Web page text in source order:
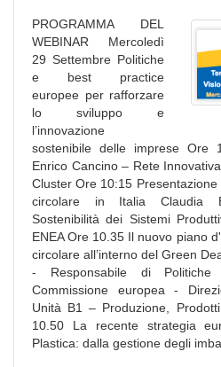
PROGRAMMA DEL
WEBINAR Mercoledì
29 Settembre Politiche
e best practice
europee per rafforzare
lo sviluppo e
l’innovazione
sostenibile delle imprese Ore
Enrico Cancino – Rete
Cluster Ore 10:15 Presentazione
circolare in Italia Claudia
Sostenibilità dei Sistemi
ENEA Ore 10.35 Il nuovo piano
circolare all’interno del Green
- Responsabile di Politiche
Commissione europea -
Unità B1 – Produzione,
10.50 La recente strategia
Plastica: dalla gestione degli